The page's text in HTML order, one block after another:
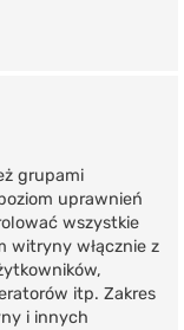
grupami
uprawnień
wszystkie
witryny włącznie z
itp. Zakres
i innych